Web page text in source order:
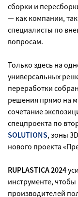
сборки и
— как компании,
специалисты по
вопросам.
Только здесь на
универсальных
переработки
решения прямо на
сочетание
спецпроекта по
SOLUTIONS, зоны
нового проекта
RUPLASTICA 2024
инструменте,
производителей